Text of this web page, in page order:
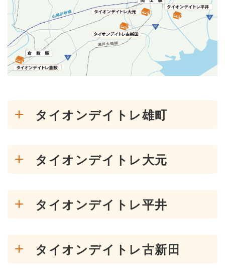
タイオンデイトレ雄町
タイオンデイトレ大元
タイオンデイトレ平井
タイオンデイトレ古新田